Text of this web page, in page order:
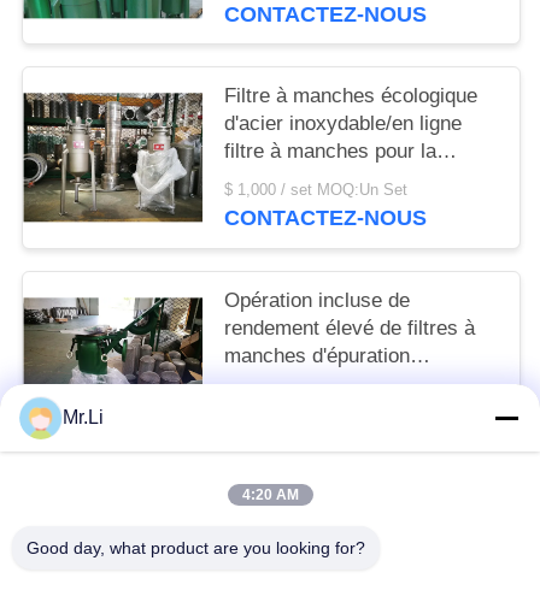
CONTACTEZ-NOUS
Filtre à manches écologique
d'acier inoxydable/en ligne
filtre à manches pour la
norme alimentaire de bière
$ 1,000 / set MOQ:Un Set
CONTACTEZ-NOUS
Opération incluse de
rendement élevé de filtres à
manches d'épuration
industrielle de liquide
Mr.Li
4:20 AM
Good day, what product are you looking for?